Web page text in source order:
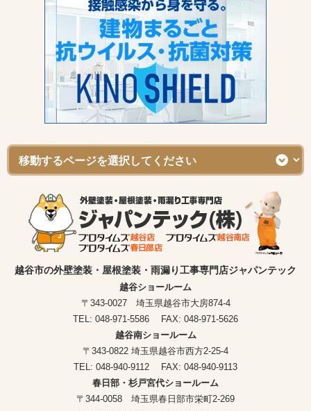
越谷市の外壁塗装・屋根塗装・雨漏り工事専門店ジャパンテック
越谷ショールーム
〒343-0027 埼玉県越谷市大房874-4
TEL: 048-971-5586 FAX: 048-971-5626
越谷南ショールーム
〒343-0822 埼玉県越谷市西方2-25-4
TEL: 048-940-9112 FAX: 048-940-9113
春日部・杉戸宮代ショールーム
〒344-0058 埼玉県春日部市栄町2-269